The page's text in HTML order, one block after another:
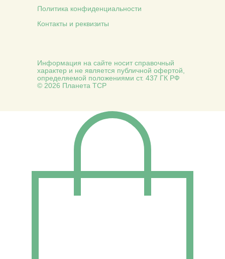
Контакты и реквизиты
Политика конфиденциальности
Информация на сайте носит справочный
характер и не является публичной офертой,
определяемой положениями ст. 437 ГК РФ
© 2026 Планета ТСР